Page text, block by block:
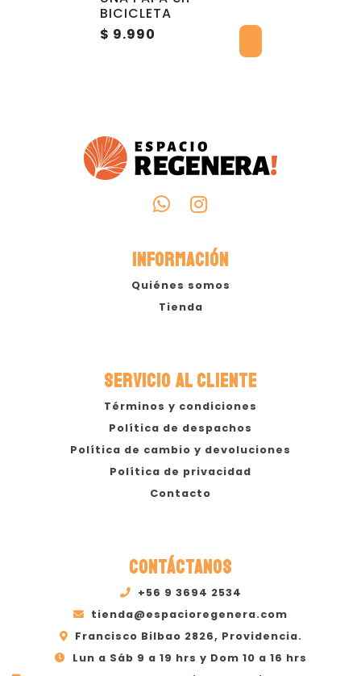
BICICLETA
$ 9.990
INFORMACIÓN
Quiénes somos
Tienda
SERVICIO AL CLIENTE
Términos y condiciones
Política de despachos
Política de cambio y devoluciones
Política de privacidad
Contacto
CONTÁCTANOS
+56 9 3694 2534
tienda@espacioregenera.com
Francisco Bilbao 2826, Providencia.
Lun a Sáb 9 a 19 hrs y Dom 10 a 16 hrs